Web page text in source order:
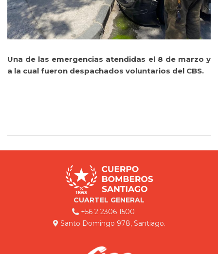
Una de las emergencias atendidas el 8 de marzo y
a la cual fueron despachados voluntarios del CBS.
CUARTEL GENERAL
+56 2 2306 1500
Santo Domingo 978, Santiago.